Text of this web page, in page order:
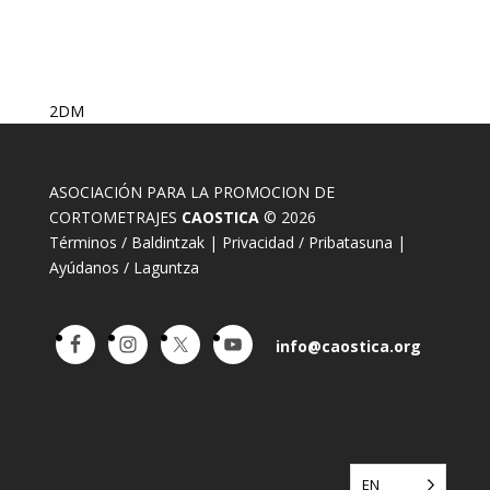
2DM
ASOCIACIÓN PARA LA PROMOCION DE
CORTOMETRAJES CAOSTICA© 2026
Términos / Baldintzak| Privacidad / Pribatasuna |
Ayúdanos / Laguntza
info@caostica.org
EN